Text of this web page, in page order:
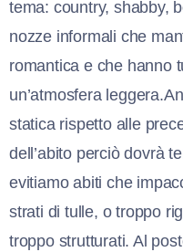
tema: country, shabby,
nozze informali che
romantica e che hanno
un’atmosfera
statica rispetto alle
dell’abito perciò dovrà
evitiamo abiti che
strati di tulle, o troppo
troppo strutturati. Al